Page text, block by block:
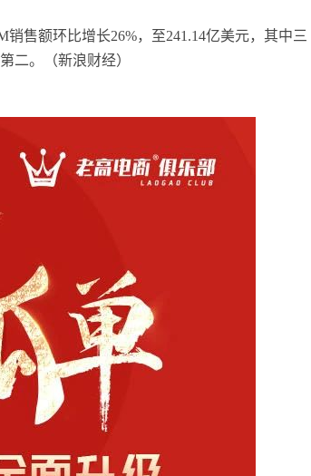
售额环比增长26%，至241.14亿美元，其中三
二。（新浪财经）